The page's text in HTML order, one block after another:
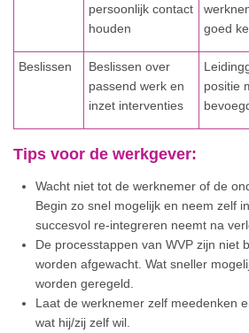
persoonlijk contact
houden
goed
Beslissen
Beslissen over
passend werk en
inzet interventies
positie
Tips voor de werkgever:
Wacht niet tot de werknemer of de
Begin zo snel mogelijk en neem zelf
succesvol re-integreren neemt na
De processtappen van WVP zijn niet
worden afgewacht. Wat sneller
worden geregeld.
Laat de werknemer zelf meedenken
wat hij/zij zelf wil.